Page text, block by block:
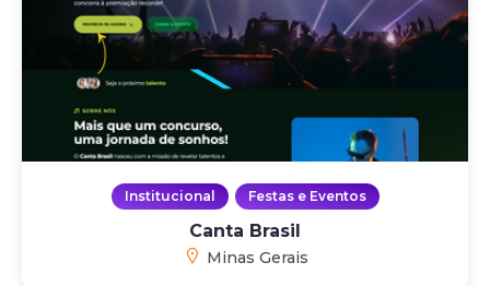
Institucional Festas e Eventos
Canta Brasil
Minas Gerais